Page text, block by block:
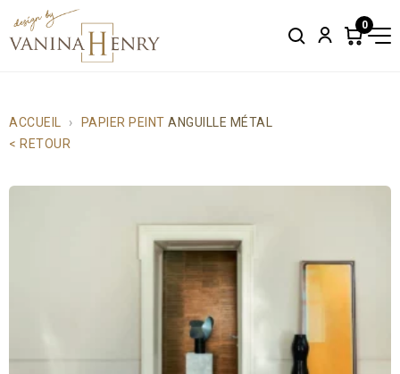
SearchAccount
0
Items
ACCUEIL PAPIER PEINT ANGUILLE MÉTAL
< RETOUR